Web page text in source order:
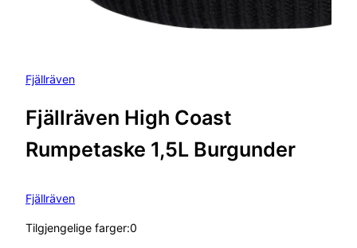
Fjällräven
Fjällräven High Coast
Rumpetaske 1,5L Burgunder
Fjällräven
Tilgjengelige farger:0